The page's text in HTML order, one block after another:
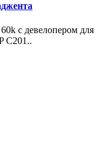
c девелопером для
C201..